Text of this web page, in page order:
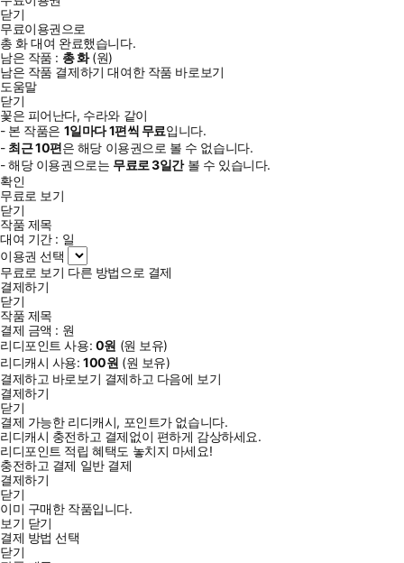
닫기
무료이용권으로
총 화대여 완료했습니다.
남은 작품 : 총화(원)
남은 작품 결제하기 대여한 작품 바로보기
도움말
닫기
꽃은 피어난다, 수라와 같이
- 본 작품은 1일마다1편씩 무료입니다.
- 최근10편은 해당 이용권으로 볼 수 없습니다.
- 해당 이용권으로는 무료로3일간볼 수 있습니다.
확인
무료로 보기
닫기
작품 제목
대여 기간 : 일
이용권 선택
무료로 보기 다른 방법으로 결제
결제하기
닫기
작품 제목
결제 금액 : 원
리디포인트 사용: 0원 (원 보유)
리디캐시 사용:100원 (원 보유)
결제하고 바로보기 결제하고 다음에 보기
결제하기
닫기
결제 가능한 리디캐시, 포인트가 없습니다.
리디캐시 충전하고 결제없이 편하게 감상하세요.
리디포인트 적립 혜택도 놓치지 마세요!
충전하고 결제 일반 결제
결제하기
닫기
이미 구매한 작품입니다.
보기 닫기
결제 방법 선택
닫기